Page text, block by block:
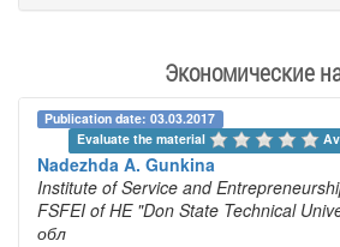
Экономические
Publication date: 03.03.2017
Evaluate the material
Nadezhda A. Gunkina
Institute of Service and
FSFEI of HE "Don State Technical
обл